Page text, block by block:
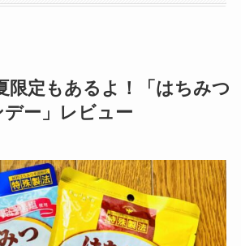
限定もあるよ！「はちみつ
ー」レビュー